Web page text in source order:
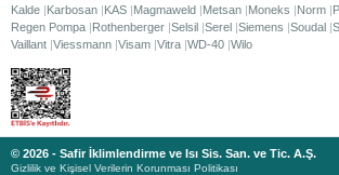
Kalde Karbosan KAS Magmaweld Metsan Moneks Norm
Regen Pompa Rothenberger Selsil Serel Siemens Soudal
Vaillant Viessmann Visam Vitra WD-40 Wilo
© 2026 - Safir İklimlendirme ve Isı Sis. San. ve Tic. A.Ş.
Gizlilik ve Kişisel Verilerin Korunması Politikası